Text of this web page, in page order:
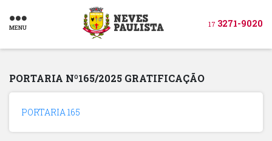
MENU 17 3271-9020
PORTARIA Nº165/2025 GRATIFICAÇÃO
PORTARIA 165